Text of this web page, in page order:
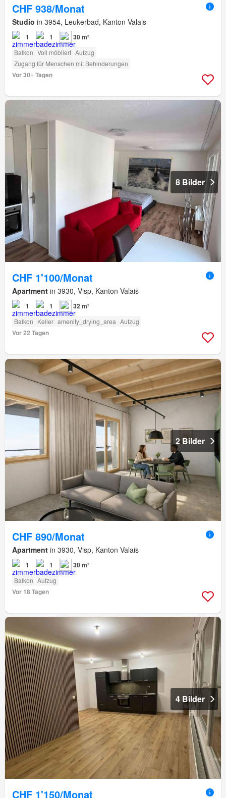
CHF 938/Monat
Studio in 3954, Leukerbad, Kanton Valais
1 1 30 m²
Balkon Voll möbliert Aufzug
Zugang für Menschen mit Behinderungen
Vor 30+ Tagen
8 Bilder
CHF 1'100/Monat
Apartment in 3930, Visp, Kanton Valais
1 1 32 m²
Balkon Keller amenity_drying_area Aufzug
Vor 22 Tagen
2 Bilder
CHF 890/Monat
Apartment in 3930, Visp, Kanton Valais
1 1 30 m²
Balkon Aufzug
Vor 18 Tagen
4 Bilder
CHF 1'150/Monat